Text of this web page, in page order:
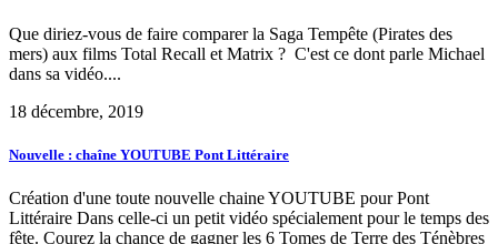
Que diriez-vous de faire comparer la Saga Tempête (Pirates des
mers) aux films Total Recall et Matrix ? C'est ce dont parle Michael
dans sa vidéo....
18 décembre, 2019
Nouvelle : chaîne YOUTUBE Pont Littéraire
Création d'une toute nouvelle chaine YOUTUBE pour Pont
Littéraire Dans celle-ci un petit vidéo spécialement pour le temps des
fête. Courez la chance de gagner les 6 Tomes de Terre des Ténèbres